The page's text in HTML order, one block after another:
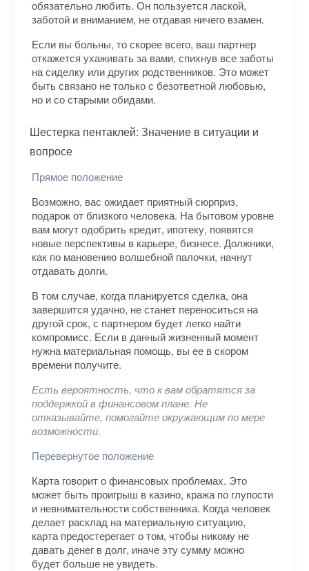
обязательно любить. Он пользуется лаской,
заботой и вниманием, не отдавая ничего взамен.
Если вы больны, то скорее всего, ваш партнер
откажется ухаживать за вами, спихнув все заботы
на сиделку или других родственников. Это может
быть связано не только с безответной любовью,
но и со старыми обидами.
Шестерка пентаклей: Значение в ситуации и
вопросе
Прямое положение
Возможно, вас ожидает приятный сюрприз,
подарок от близкого человека. На бытовом уровне
вам могут одобрить кредит, ипотеку, появятся
новые перспективы в карьере, бизнесе. Должники,
как по мановению волшебной палочки, начнут
отдавать долги.
В том случае, когда планируется сделка, она
завершится удачно, не станет переноситься на
другой срок, с партнером будет легко найти
компромисс. Если в данный жизненный момент
нужна материальная помощь, вы ее в скором
времени получите.
Есть вероятность, что к вам обратятся за
поддержкой в финансовом плане. Не
отказывайте, помогайте окружающим по мере
возможности.
Перевернутое положение
Карта говорит о финансовых проблемах. Это
может быть проигрыш в казино, кража по глупости
и невнимательности собственника. Когда человек
делает расклад на материальную ситуацию,
карта предостерегает о том, чтобы никому не
давать денег в долг, иначе эту сумму можно
будет больше не увидеть.